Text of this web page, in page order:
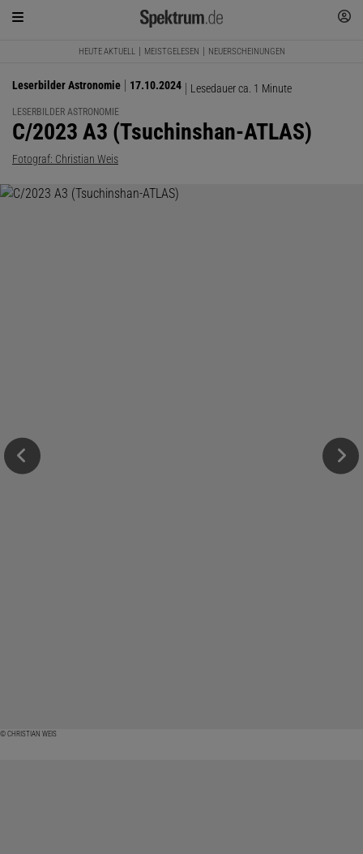
HEUTE AKTUELL MEISTGELESEN NEUERSCHEINUNGEN
Leserbilder Astronomie 17.10.2024 Lesedauer ca. 1 Minute
LESERBILDER ASTRONOMIE
:
C/2023 A3 (Tsuchinshan-ATLAS)
Fotograf: Christian Weis
© CHRISTIAN WEIS